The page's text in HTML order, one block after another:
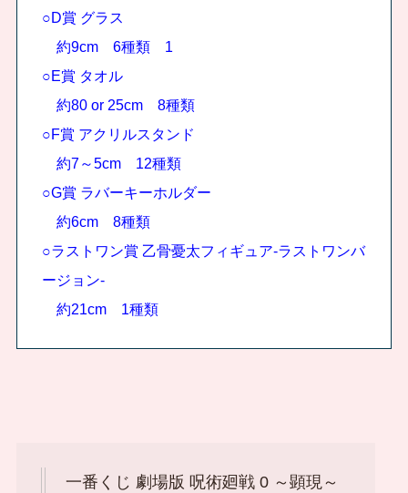
○D賞 グラス
約9cm 6種類 1
○E賞 タオル
約80 or 25cm 8種類
○F賞 アクリルスタンド
約7～5cm 12種類
○G賞 ラバーキーホルダー
約6cm 8種類
○ラストワン賞 乙骨憂太フィギュア-ラストワンバ
ージョン-
約21cm 1種類
一番くじ 劇場版 呪術廻戦 0 ～顕現～